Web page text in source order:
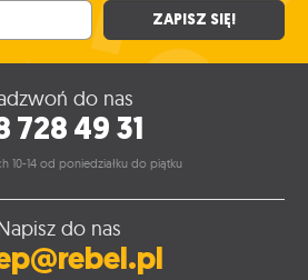
ZAPISZ SIĘ!
do nas
728 49 31
10-14 od poniedziałku do piątku
do nas